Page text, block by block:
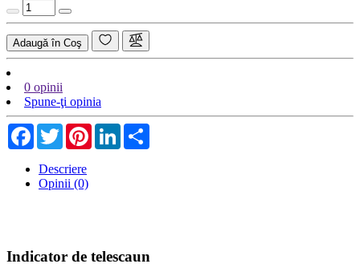
Adaugă în Coş
0 opinii
Spune-ţi opinia
Facebook
TwitterPinterestLinkedIn
Descriere
Opinii (0)
Indicator de telescaun